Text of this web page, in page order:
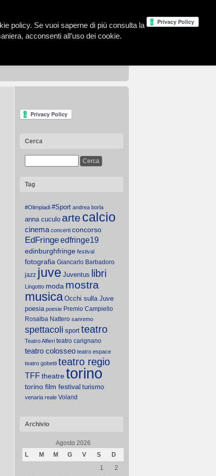
Cerca
Tag
#Olimpiadi #Sport andrea borla
anna cuculo arte calcio
cinema concerti concorso
EdFringeedfringe19
edinburghfringe festival
fotografia Giancarlo Barbadoro
jazz juve Juventus libri
Lingotto moda mostra
musica Occhi sulla Juve
poesia poesie Premio Campiello
Rosalba Nattero sanremo
spettacoli sport teatro
Teatro Alfieri teatro carignano
teatro colosseo teatro espace
teatro gobetti teatro regio
TFFtheatretorino
torino film festival turismo
venaria reale Voland
Archivio
Agosto 2026
L
M M G V S
D
1
2
policy. Se vuoi saperne di più consulta la
acconsenti all’uso dei cookie.